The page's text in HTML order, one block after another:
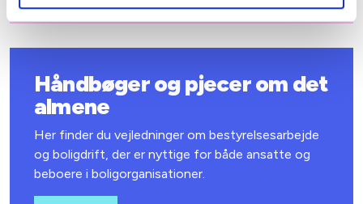
Håndbøger og pjecer om det
almene
Her finder du vejledninger om bestyrelsesarbejde
og boligdrift, der er nyttige for både ansatte og
beboere i boligorganisationer.